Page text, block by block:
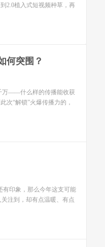
2.0植入式短视频种草，再
何突围？
万——什么样的传播能收获
次“解锁”火爆传播力的，
有印象，那么今年这支可能
注到，却有点温暖、有点